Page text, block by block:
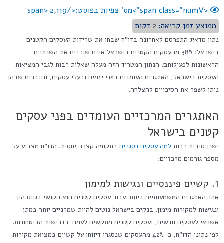
<span class="numV">מס' צפיות בפוסט:</span>
2,119
ממוצע זמן קריאה: 2 דקות
נתון מדאיג התפרסם לאחרונה בדו"ח שבחן את שרידות העסקים הקטנים
בישראל: 38% מהעסקים הקטנים בישראל אינם שורדים את השנתיים
הראשונות לפעילותם. הנתון המטריד הזה מעלה שאלות רבות לגבי המציאות
העסקית בישראל, האתגרים העומדים בפני יזמים ובעלי עסקים, והדרכים שבהן
ניתן לשפר את הסיכויים להצלחה.
האתגרים המרכזיים העומדים בפני עסקים
קטנים בישראל
ישנן סיבות רבות למה עסקים נסגרים בתקופה קצרה יחסית. הדו"ח מצביע על
מספר גורמים מרכזיים:
1. קשיים פיננסיים ונגישות למימון
אחד האתגרים המשמעותיים ביותר עבור עסקים קטנים הוא הקושי בגיוס הון
ונגישות למקורות מימון. בנקים בישראל נוטים להיות שמרניים יותר במתן
אשראי לעסקים חדשים, ועסקים קטנים מתקשים לעמוד בדרישות הביטחונות.
לפי נתוני הדו"ח, כ-42% מהעסקים שנסגרו דיווחו על קשיים במציאת מקורות